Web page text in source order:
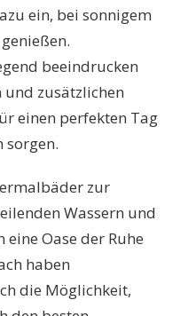
ein, bei sonnigem
beeindrucken
und zusätzlichen
einen perfekten Tag
sorgen.
zur
Wassern und
Oase der Ruhe
haben
die Möglichkeit,